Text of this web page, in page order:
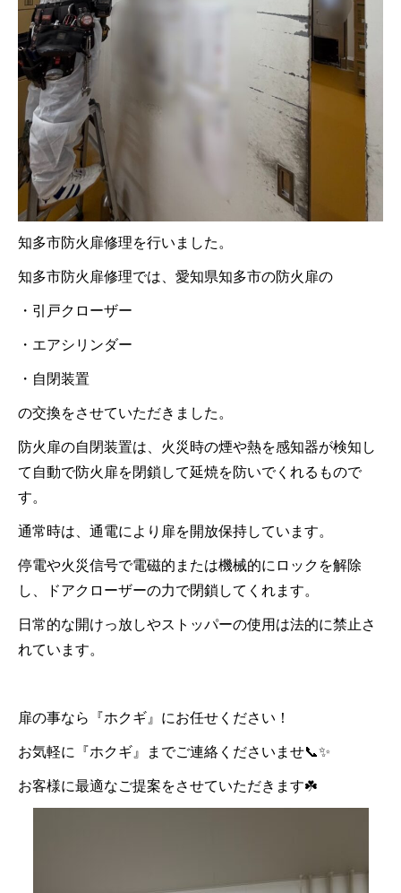
知多市防火扉修理を行いました。
知多市防火扉修理では、愛知県知多市の防火扉の
・引戸クローザー
・エアシリンダー
・自閉装置
の交換をさせていただきました。
防火扉の自閉装置は、火災時の煙や熱を感知器が検知し
て自動で防火扉を閉鎖して延焼を防いでくれるもので
す。
通常時は、通電により扉を開放保持しています。
停電や火災信号で電磁的または機械的にロックを解除
し、ドアクローザーの力で閉鎖してくれます。
日常的な開けっ放しやストッパーの使用は法的に禁止さ
れています。
扉の事なら『ホクギ』にお任せください！
お気軽に『ホクギ』までご連絡くださいませ📞✨
お客様に最適なご提案をさせていただきます☘️